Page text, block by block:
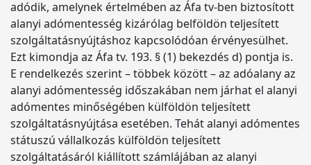
adódik, amelynek értelmében az Áfa tv-ben biztosított
alanyi adómentesség kizárólag belföldön teljesített
szolgáltatásnyújtáshoz kapcsolódóan érvényesülhet.
Ezt kimondja az Áfa tv. 193. § (1) bekezdés d) pontja is.
E rendelkezés szerint – többek között – az adóalany az
alanyi adómentesség időszakában nem járhat el alanyi
adómentes minőségében külföldön teljesített
szolgáltatásnyújtása esetében. Tehát alanyi adómentes
státuszú vállalkozás külföldön teljesített
szolgáltatásáról kiállított számlájában az alanyi